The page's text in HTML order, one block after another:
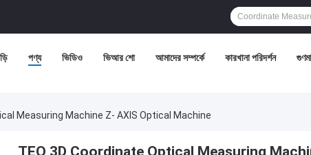
পণ্য ভিডিও ভিআর শো আমাদের সম্পর্কে কারখানা পরিদর্শন
Measuring Machine Z- AXIS Optical Machine